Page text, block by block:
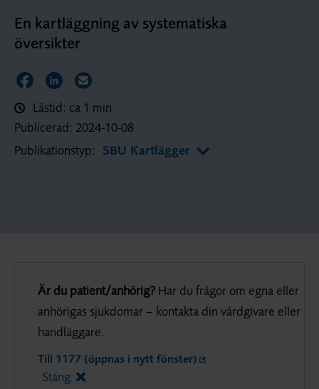
En kartläggning av systematiska
översikter
Dela sidan på Facebook
Dela sidan på LinkedIn
Dela sidan via E-post
Lästid: ca 1 min
Publicerad: 2024-10-08
Publikationstyp: SBU Kartlägger
Är du patient/anhörig? Har du frågor om egna eller
anhörigas sjukdomar – kontakta din vårdgivare eller
handläggare.
Till 1177 (öppnas i nytt fönster)
Stäng